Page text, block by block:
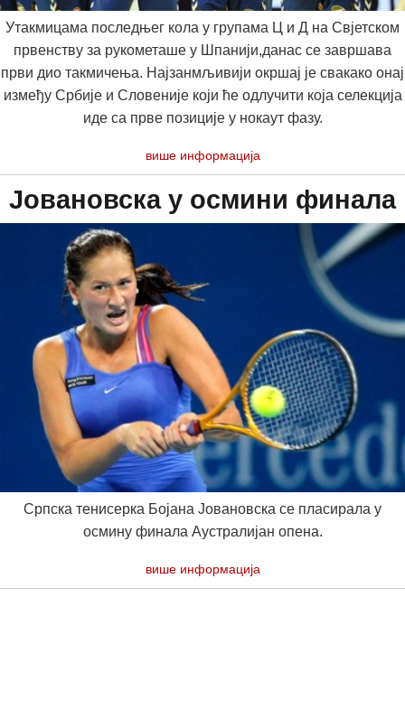
Утакмицама последњег кола у групама Ц и Д на Свјетском
првенству за рукометаше у Шпанији,данас се завршава
први дио такмичења. Најзанмљивији окршај је свакако онај
између Србије и Словеније који ће одлучити која селекција
иде са прве позиције у нокаут фазу.
више информација
Јовановска у осмини финала
Српска тенисерка Бојана Јовановска се пласирала у
осмину финала Аустралијан опена.
више информација